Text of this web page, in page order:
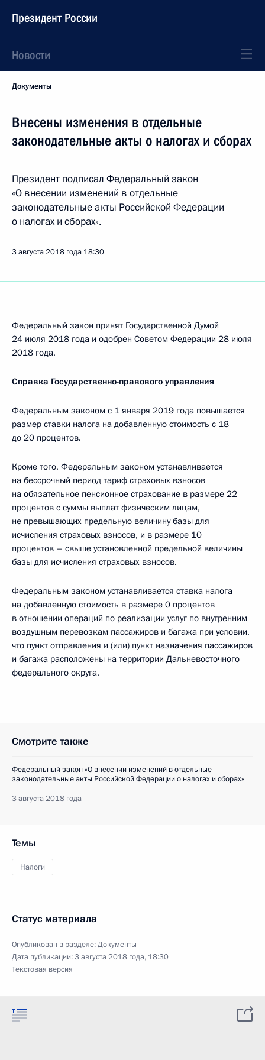
Президент России
Новости
Документы
Внесены изменения в отдельные
законодательные акты о налогах и сборах
Президент подписал Федеральный закон
«О внесении изменений в отдельные
законодательные акты Российской Федерации
о налогах и сборах».
3 августа 2018 года 18:30
Федеральный закон принят Государственной Думой
24 июля 2018 года и одобрен Советом Федерации 28 июля
2018 года.
Справка Государственно-правового управления
Федеральным законом с 1 января 2019 года повышается
размер ставки налога на добавленную стоимость с 18
до 20 процентов.
Кроме того, Федеральным законом устанавливается
на бессрочный период тариф страховых взносов
на обязательное пенсионное страхование в размере 22
процентов с суммы выплат физическим лицам,
не превышающих предельную величину базы для
исчисления страховых взносов, и в размере 10
процентов – свыше установленной предельной величины
базы для исчисления страховых взносов.
Федеральным законом устанавливается ставка налога
на добавленную стоимость в размере 0 процентов
в отношении операций по реализации услуг по внутренним
воздушным перевозкам пассажиров и багажа при условии,
что пункт отправления и (или) пункт назначения пассажиров
и багажа расположены на территории Дальневосточного
федерального округа.
Смотрите также
Федеральный закон «О внесении изменений в отдельные
законодательные акты Российской Федерации о налогах и сборах»
3 августа 2018 года
Темы
Налоги
Статус материала
Опубликован в разделе:Документы
Дата публикации:3 августа 2018 года, 18:30
Текстовая версия